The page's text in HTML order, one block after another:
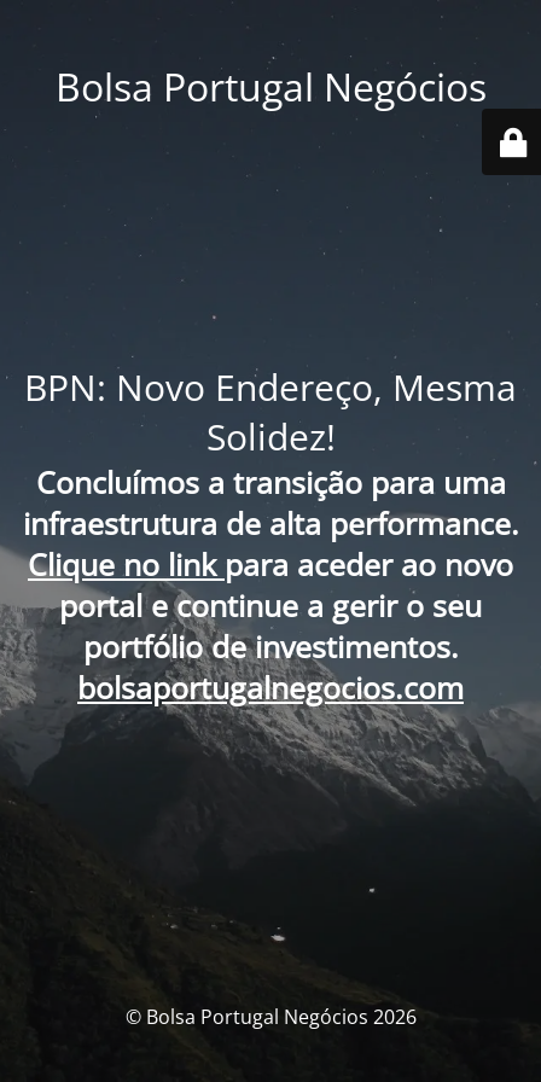
Bolsa Portugal Negócios
BPN: Novo Endereço, Mesma
Solidez!
Concluímos a transição para uma
infraestrutura de alta performance.
Clique no link para aceder ao novo
portal e continue a gerir o seu
portfólio de investimentos.
bolsaportugalnegocios.com
© Bolsa Portugal Negócios 2026